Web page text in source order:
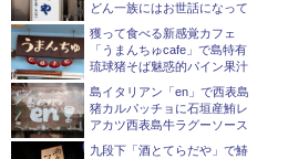
どん一族にはお世話になって
獲って食べる新感覚カフェ
「うまんちゅcafe」で島特有
琉球猪そば魅惑的パイン果汁
島イタリアン「en」で西表島
猪カルパッチョに石垣産鮪レ
アカツ西表島牛ラグーソース
九段下「酒とてらだや」で鰆